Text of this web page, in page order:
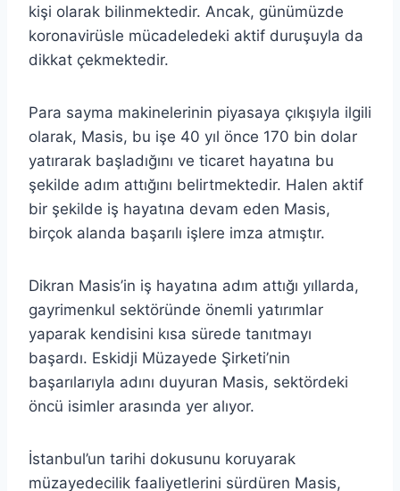
kişi olarak bilinmektedir. Ancak, günümüzde
koronavirüsle mücadeledeki aktif duruşuyla da
dikkat çekmektedir.
Para sayma makinelerinin piyasaya çıkışıyla ilgili
olarak, Masis, bu işe 40 yıl önce 170 bin dolar
yatırarak başladığını ve ticaret hayatına bu
şekilde adım attığını belirtmektedir. Halen aktif
bir şekilde iş hayatına devam eden Masis,
birçok alanda başarılı işlere imza atmıştır.
Dikran Masis’in iş hayatına adım attığı yıllarda,
gayrimenkul sektöründe önemli yatırımlar
yaparak kendisini kısa sürede tanıtmayı
başardı. Eskidji Müzayede Şirketi’nin
başarılarıyla adını duyuran Masis, sektördeki
öncü isimler arasında yer alıyor.
İstanbul’un tarihi dokusunu koruyarak
müzayedecilik faaliyetlerini sürdüren Masis,